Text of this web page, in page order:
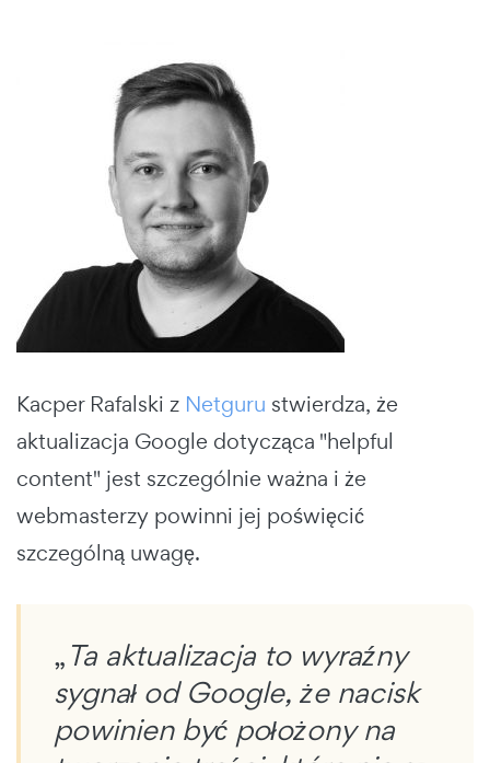
Kacper Rafalski z Netguru stwierdza, że
aktualizacja Google dotycząca "helpful
content" jest szczególnie ważna i że
webmasterzy powinni jej poświęcić
szczególną uwagę.
„ Ta aktualizacja to wyraźny
sygnał od Google, że nacisk
powinien być położony na